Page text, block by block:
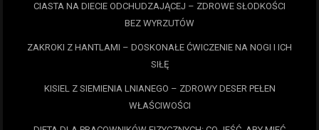
CIASTA NA DIECIE ODCHUDZAJĄCEJ – ZDROWE SŁODKOŚCI
BEZ WYRZUTÓW
ZAKROKI Z HANTLAMI – DOSKONAŁE ĆWICZENIE NA NOGI I ICH
SIŁĘ
KISIEL Z SIEMIENIA LNIANEGO – ZDROWY DESER PEŁEN
WŁAŚCIWOŚCI